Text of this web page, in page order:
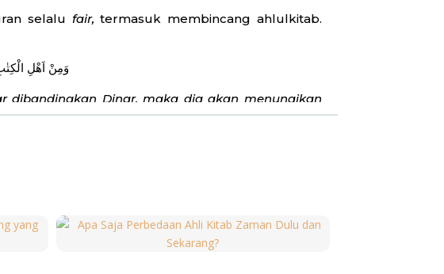
selalu fair,termasuk membincang ahlulkitab.
dibandingkan Dinar, maka dia akan menunaikan
beri amanat Dinar, dia tidak menjaga amanat
mengakui keistimewaan-keistimewaan yang
ingin berargumentasi dengan sesama ahlulkitab,
ayat yang sangat menonjol yang membicarakan